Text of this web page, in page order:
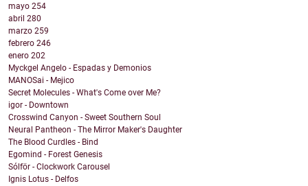
mayo 254
abril 280
marzo 259
febrero 246
enero 202
Myckgel Angelo - Espadas y Demonios
MANOSai - Mejico
Secret Molecules - What's Come over Me?
igor - Downtown
Crosswind Canyon - Sweet Southern Soul
Neural Pantheon - The Mirror Maker's Daughter
The Blood Curdles - Bind
Egomind - Forest Genesis
Sólför - Clockwork Carousel
Ignis Lotus - Delfos